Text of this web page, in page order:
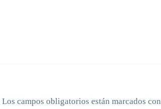
Los campos obligatorios están marcados con